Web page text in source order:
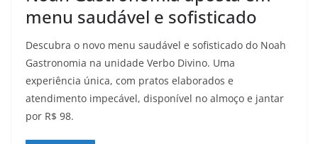
menu saudável e sofisticado
Descubra o novo menu saudável e sofisticado do Noah
Gastronomia na unidade Verbo Divino. Uma
experiência única, com pratos elaborados e
atendimento impecável, disponível no almoço e jantar
por R$ 98.